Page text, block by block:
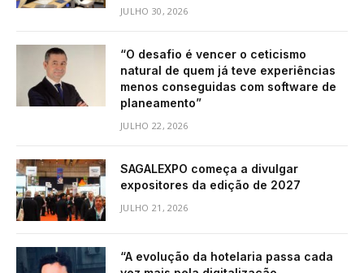
JULHO 30, 2026
“O desafio é vencer o ceticismo
natural de quem já teve experiências
menos conseguidas com software de
planeamento”
JULHO 22, 2026
SAGALEXPO começa a divulgar
expositores da edição de 2027
JULHO 21, 2026
“A evolução da hotelaria passa cada